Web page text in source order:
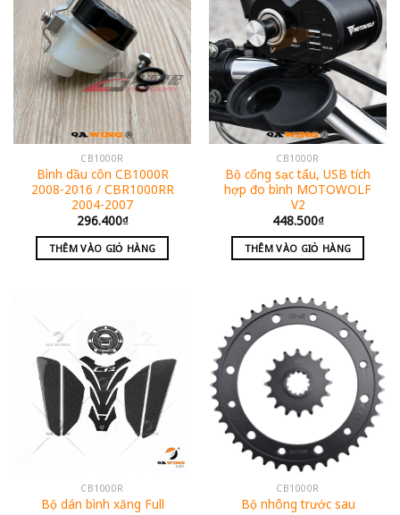
CB1000R
Bình dầu côn CB1000R
2008-2016 / CBR1000RR
2004-2007
296.400₫
THÊM VÀO GIỎ HÀNG
CB1000R
Bộ cổng sạc tẩu, USB tích
hợp đo bình MOTOWOLF
V2
448.500₫
THÊM VÀO GIỎ HÀNG
CB1000R
Bộ dán bình xăng Full
CB1000R
Bộ nhông trước sau